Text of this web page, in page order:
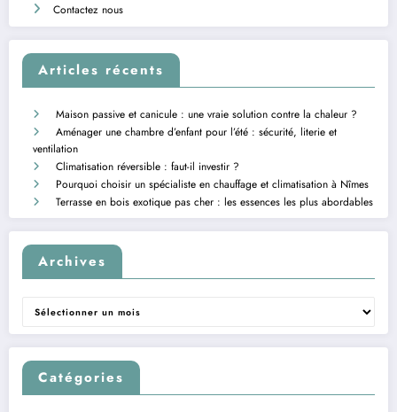
Contactez nous
Articles récents
Maison passive et canicule : une vraie solution contre la chaleur ?
Aménager une chambre d’enfant pour l’été : sécurité, literie et
ventilation
Climatisation réversible : faut-il investir ?
Pourquoi choisir un spécialiste en chauffage et climatisation à Nîmes
Terrasse en bois exotique pas cher : les essences les plus abordables
Archives
Archives
Catégories